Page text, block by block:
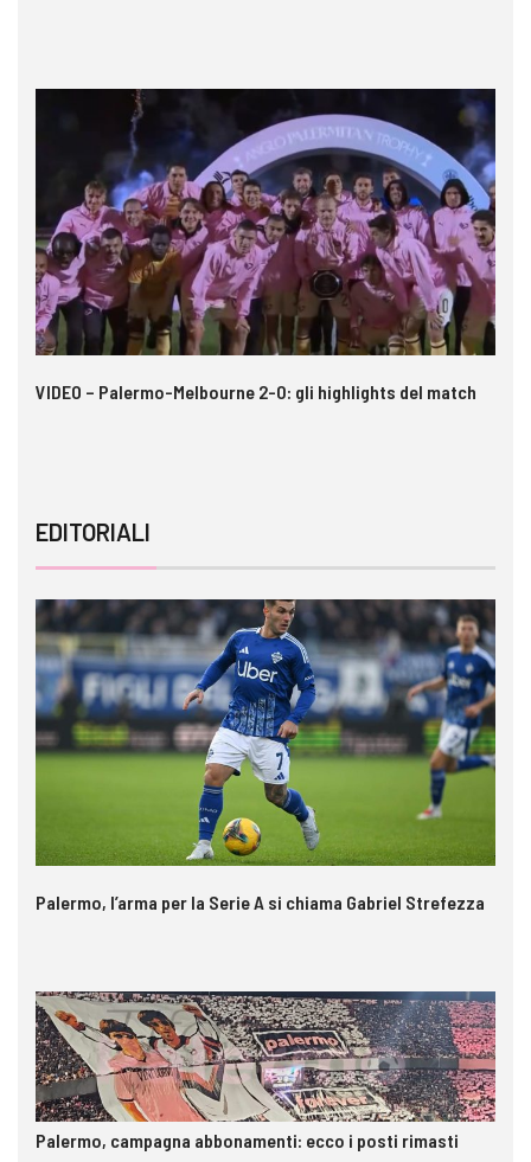
VIDEO – Palermo-Melbourne 2-0: gli highlights del match
EDITORIALI
Palermo, l’arma per la Serie A si chiama Gabriel Strefezza
Palermo, campagna abbonamenti: ecco i posti rimasti